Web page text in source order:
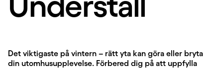
Det viktigaste på vintern – rätt yta kan göra eller bryta
din utomhusupplevelse. Förbered dig på att uppfylla